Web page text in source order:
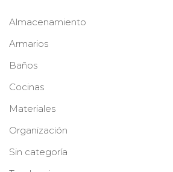
Almacenamiento
Armarios
Baños
Cocinas
Materiales
Organización
Sin categoría